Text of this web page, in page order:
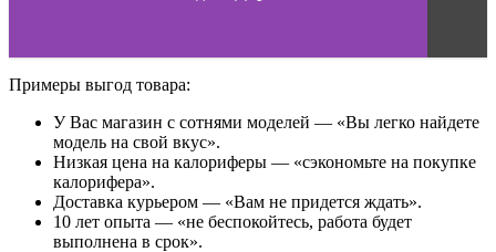
Примеры выгод товара:
У Вас магазин с сотнями моделей — «Вы легко найдете
модель на свой вкус».
Низкая цена на калориферы — «сэкономьте на покупке
калорифера».
Доставка курьером — «Вам не придется ждать».
10 лет опыта — «не беспокойтесь, работа будет
выполнена в срок».